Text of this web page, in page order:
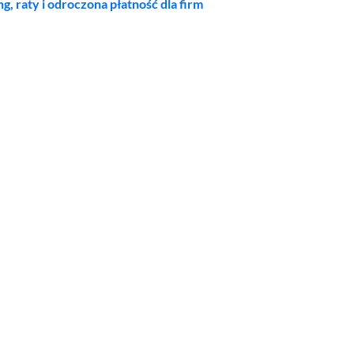
raty i odroczona płatność dla firm